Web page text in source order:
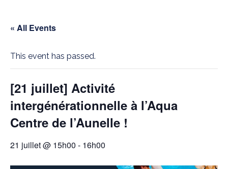
« All Events
This event has passed.
[21 juillet] Activité
intergénérationnelle à l’Aqua
Centre de l’Aunelle !
21 juillet @ 15h00 - 16h00